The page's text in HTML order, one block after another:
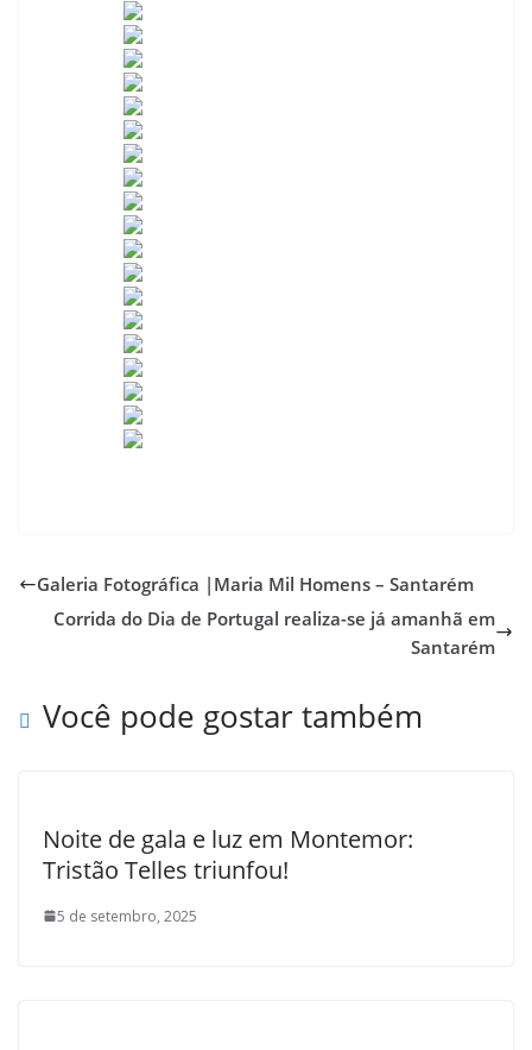
Galeria Fotográfica |Maria Mil Homens – Santarém
Corrida do Dia de Portugal realiza-se já amanhã em
Santarém
Você pode gostar também
Noite de gala e luz em Montemor:
Tristão Telles triunfou!
5 de setembro, 2025